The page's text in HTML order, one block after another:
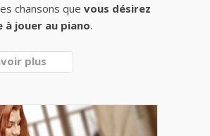
chansons que vous désirez
à jouer au piano.
plus